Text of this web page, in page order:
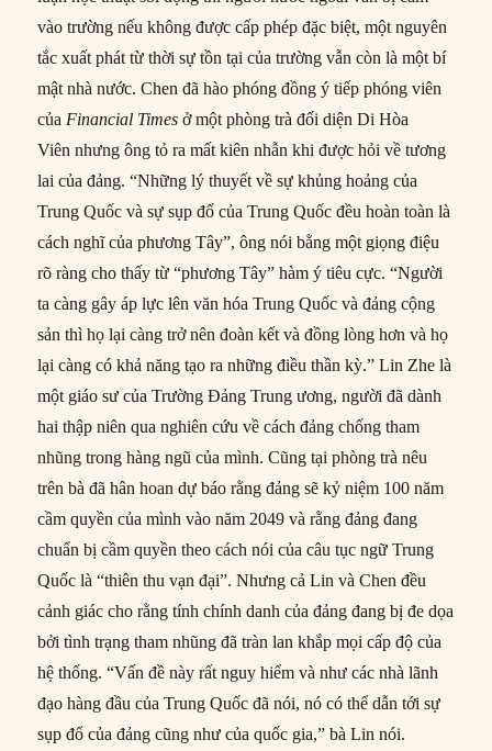
vào trường nếu không được cấp phép đặc biệt, một nguyên
tắc xuất phát từ thời sự tồn tại của trường vẫn còn là một bí
mật nhà nước. Chen đã hào phóng đồng ý tiếp phóng viên
củaFinancial Times ở một phòng trà đối diện Di Hòa
Viên nhưng ông tỏ ra mất kiên nhẫn khi được hỏi về tương
lai của đảng. “Những lý thuyết về sự khủng hoảng của
Trung Quốc và sự sụp đổ của Trung Quốc đều hoàn toàn là
cách nghĩ của phương Tây”, ông nói bằng một giọng điệu
rõ ràng cho thấy từ “phương Tây” hàm ý tiêu cực. “Người
ta càng gây áp lực lên văn hóa Trung Quốc và đảng cộng
sản thì họ lại càng trở nên đoàn kết và đồng lòng hơn và họ
lại càng có khả năng tạo ra những điều thần kỳ.” Lin Zhe là
một giáo sư của Trường Đảng Trung ương, người đã dành
hai thập niên qua nghiên cứu về cách đảng chống tham
nhũng trong hàng ngũ của mình. Cũng tại phòng trà nêu
trên bà đã hân hoan dự báo rằng đảng sẽ kỷ niệm 100 năm
cầm quyền của mình vào năm 2049 và rằng đảng đang
chuẩn bị cầm quyền theo cách nói của câu tục ngữ Trung
Quốc là “thiên thu vạn đại”. Nhưng cả Lin và Chen đều
cảnh giác cho rằng tính chính danh của đảng đang bị đe dọa
bởi tình trạng tham nhũng đã tràn lan khắp mọi cấp độ của
hệ thống. “Vấn đề này rất nguy hiểm và như các nhà lãnh
đạo hàng đầu của Trung Quốc đã nói, nó có thể dẫn tới sự
sụp đổ của đảng cũng như của quốc gia,” bà Lin nói.